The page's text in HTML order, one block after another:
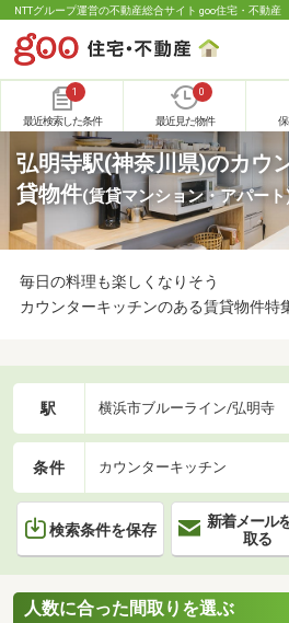
NTTグループ運営の不動産総合サイト goo住宅・不動産
1
最近検索した条件
0
最近見た物件
弘明寺駅(神奈川県)のカウ
貸物件(賃貸マンション・アパー
毎日の料理も楽しくなりそう
カウンターキッチンのある賃貸物件特
駅 横浜市ブルーライン/弘明寺
条件 カウンターキッチン
検索条件を保存
新着メール
取る
人数に合った間取りを選ぶ